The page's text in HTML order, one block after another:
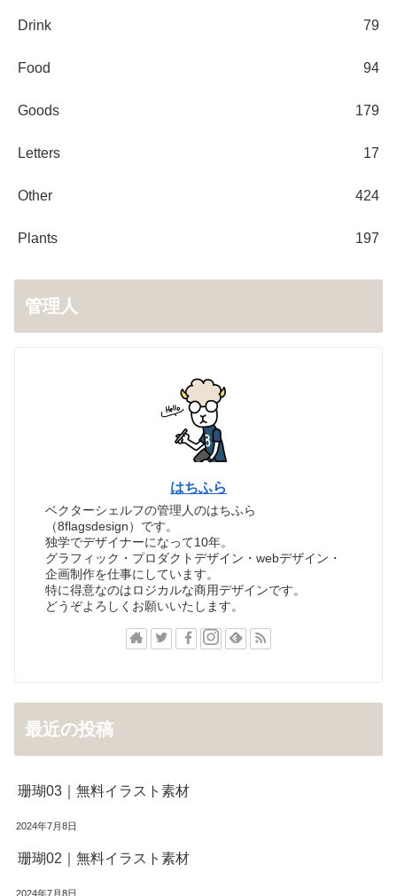
Drink 79
Food 94
Goods 179
Letters 17
Other 424
Plants 197
管理人
はちふら
ベクターシェルフの管理人のはちふら
（8flagsdesign）です。
独学でデザイナーになって10年。
グラフィック・プロダクトデザイン・webデザイン・
企画制作を仕事にしています。
特に得意なのはロジカルな商用デザインです。
どうぞよろしくお願いいたします。
最近の投稿
珊瑚03｜無料イラスト素材
2024年7月8日
珊瑚02｜無料イラスト素材
2024年7月8日